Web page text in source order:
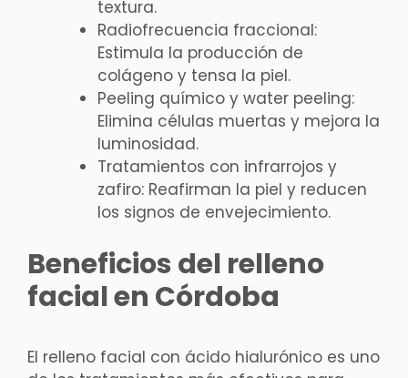
textura.
Radiofrecuencia fraccional:
Estimula la producción de
colágeno y tensa la piel.
Peeling químico y water peeling:
Elimina células muertas y mejora la
luminosidad.
Tratamientos con infrarrojos y
zafiro: Reafirman la piel y reducen
los signos de envejecimiento.
Beneficios del relleno
facial en Córdoba
El relleno facial con ácido hialurónico es uno